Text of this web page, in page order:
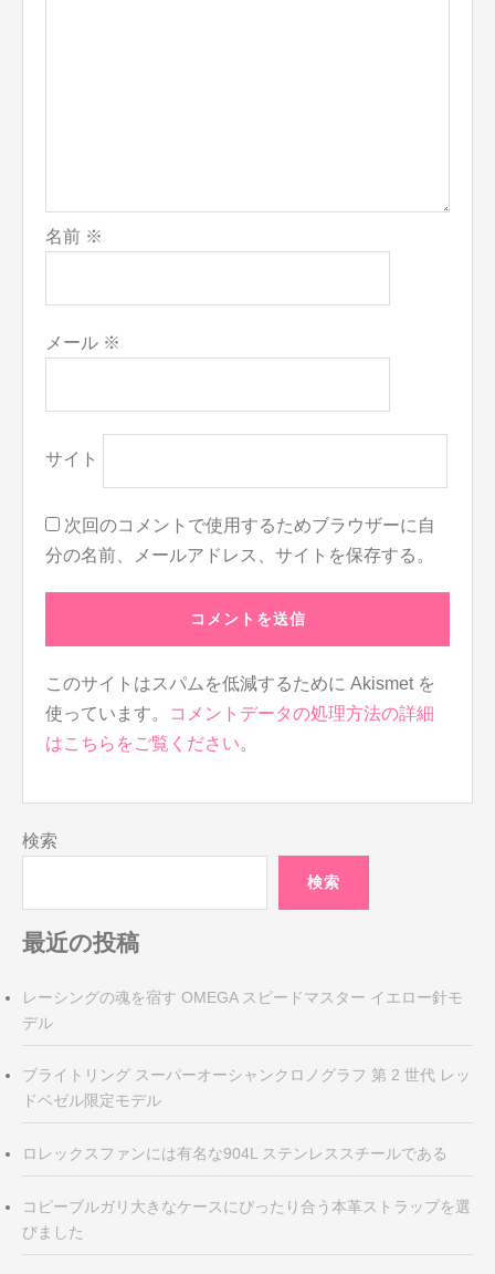
名前 ※
メール ※
サイト
次回のコメントで使用するためブラウザーに自
分の名前、メールアドレス、サイトを保存する。
このサイトはスパムを低減するために Akismet を
使っています。
コメントデータの処理方法の詳細
はこちらをご覧ください。
検索
検索
最近の投稿
レーシングの魂を宿す OMEGA スピードマスター イエロー針モ
デル
ブライトリング スーパーオーシャンクロノグラフ 第 2 世代 レッ
ドベゼル限定モデル
ロレックスファンには有名な904L ステンレススチールである
コピーブルガリ大きなケースにぴったり合う本革ストラップを選
びました